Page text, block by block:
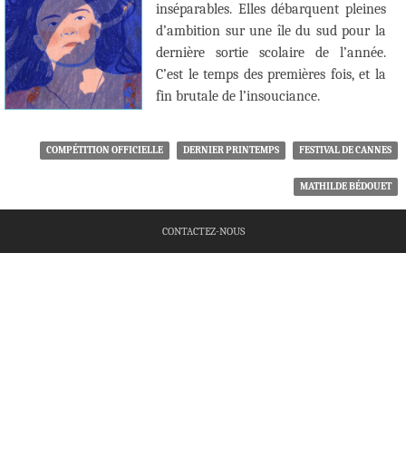
inséparables. Elles débarquent pleines
d’ambition sur une île du sud pour la
dernière sortie scolaire de l’année.
C’est le temps des premières fois, et la
fin brutale de l’insouciance.
COMPÉTITION OFFICIELLE DERNIER PRINTEMPS FESTIVAL DE CANNES
MATHILDE BÉDOUET
CONTACTEZ-NOUS